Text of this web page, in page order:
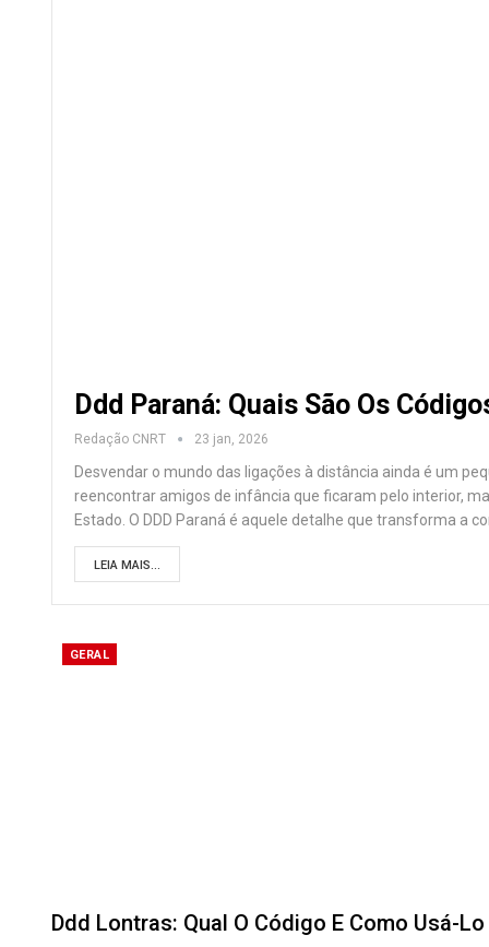
Ddd Paraná: Quais São Os
Redação CNRT 23 jan, 2026
Desvendar o mundo das ligações à distância ainda é um
reencontrar amigos de infância que ficaram pelo interior,
Estado. O DDD Paraná é aquele detalhe que transforma a
LEIA MAIS...
GERAL
Ddd Lontras: Qual O Código E Como Usá-Lo